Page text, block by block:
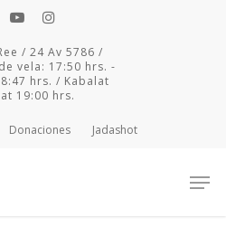
/ 24 Av 5786 /
vela: 17:50 hrs. -
hrs. / Kabalat
19:00 hrs.
Donaciones Jadashot